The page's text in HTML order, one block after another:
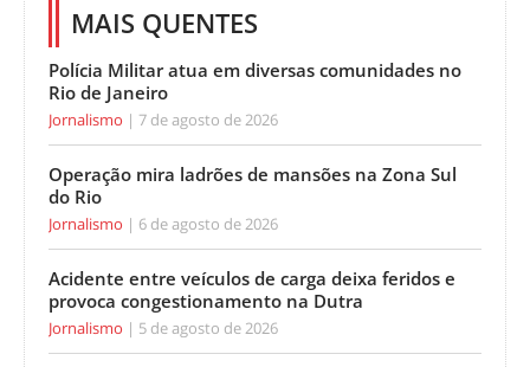
MAIS QUENTES
Polícia Militar atua em diversas comunidades no
Rio de Janeiro
Jornalismo 7 de agosto de 2026
Operação mira ladrões de mansões na Zona Sul
do Rio
Jornalismo 6 de agosto de 2026
Acidente entre veículos de carga deixa feridos e
provoca congestionamento na Dutra
Jornalismo 5 de agosto de 2026